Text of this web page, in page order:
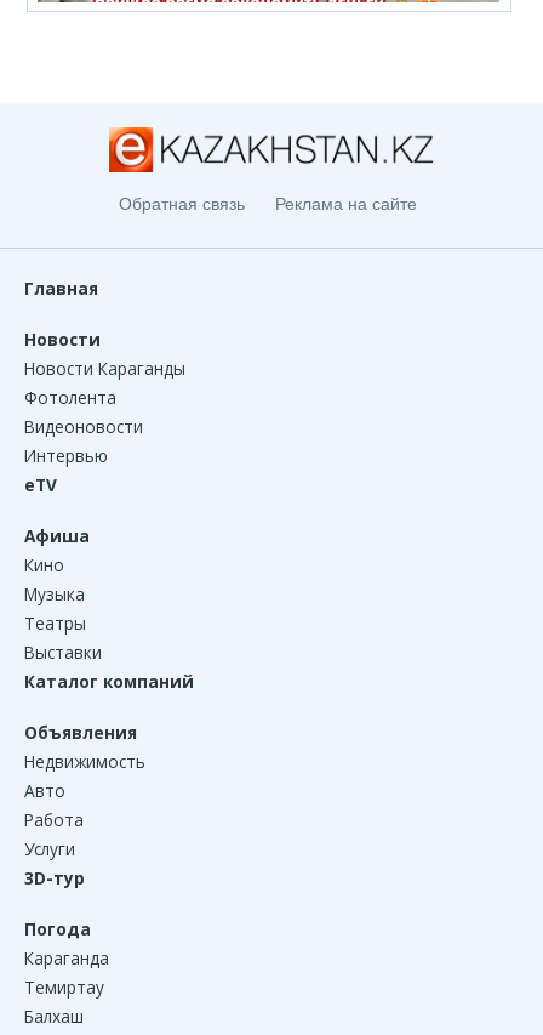
Обратная связь Реклама на сайте
Главная
Новости
Новости Караганды
Фотолента
Видеоновости
Интервью
eTV
Афиша
Кино
Музыка
Театры
Выставки
Каталог компаний
Объявления
Недвижимость
Авто
Работа
Услуги
3D-тур
Погода
Караганда
Темиртау
Балхаш